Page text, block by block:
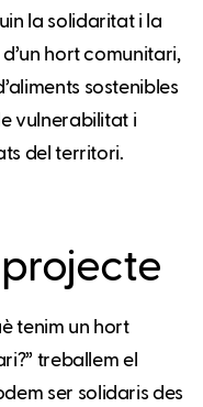
la solidaritat i la
hort comunitari,
sostenibles
vulnerabilitat i
del territori.
tenim un hort
treballem el
ser solidaris des